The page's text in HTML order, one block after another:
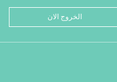
الخروج الان